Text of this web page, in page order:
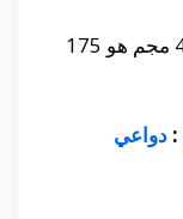
سعر لبوس سيكلوجيست 400 مجم هو 175
: دواعي